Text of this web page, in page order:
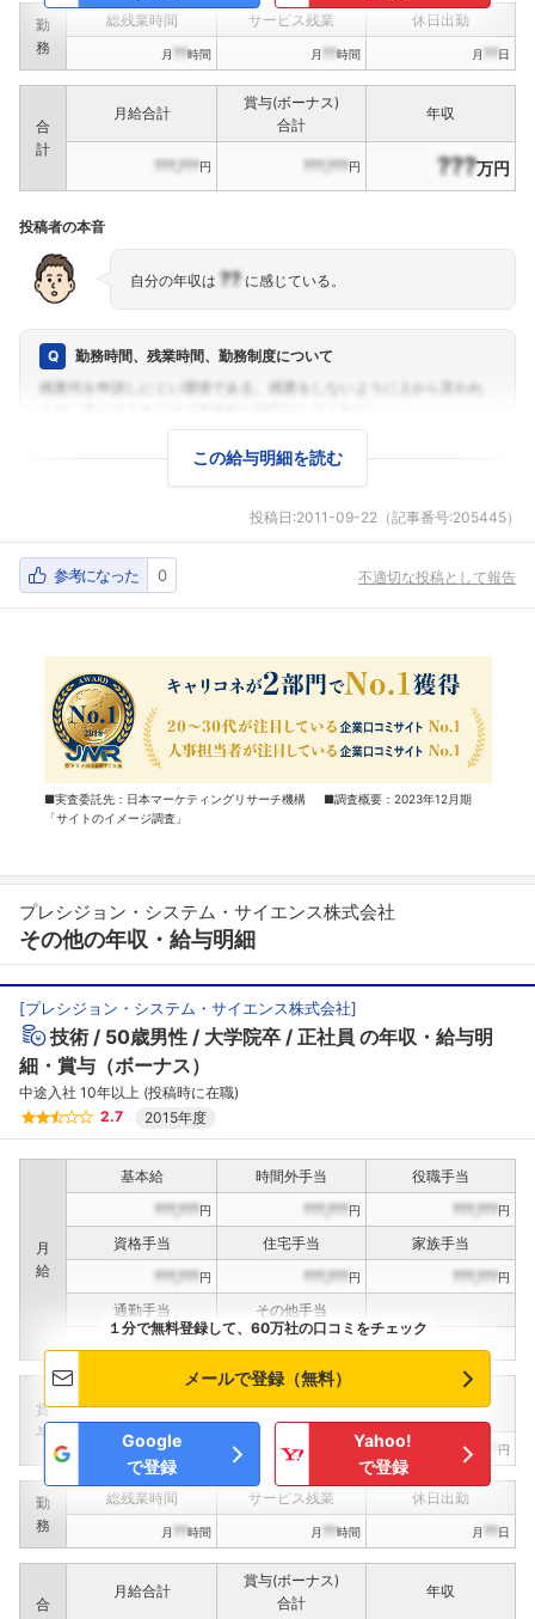
勤
務
総残業時間 サービス残業 休日出勤
月 ??時間 月 ??時間 月 ??日
合
計
月給合計
賞与(ボーナス)
合計
年収
???,???円 ???,???円 ???万円
投稿者の本音
自分の年収は ??に感じている。
勤務時間、残業時間、勤務制度について
この給与明細を読む
投稿日:2011-09-22 （記事番号:205445）
参考になった 0 不適切な投稿として報告
■実査委託先：日本マーケティングリサーチ機構 ■調査概要：2023年12月期
「サイトのイメージ調査」
プレシジョン・システム・サイエンス株式会社
その他の年収・給与明細
[プレシジョン・システム・サイエンス株式会社]
技術 50歳男性 大学院卒 正社員 の年収・給与明
細・賞与（ボーナス）
中途入社 10年以上 (投稿時に在職)
2.7
2015年度
月
給
基本給 時間外手当
役職手当
???,???円 ???,???円 ???,???円
資格手当 住宅手当
家族手当
???,???円 ???,???円 ???,???円
通勤手当
その他手当
賞
与
インセンティブ賞与
決算賞与
???,??? ???,??? 円 ???,??? 円
勤
務
総残業時間 サービス残業 休日出勤
月 ??時間 月 ??時間 月 ??日
合
月給合計
賞与(ボーナス)
合計
年収
１分で無料登録して、60万社の口コミをチェック
メールで登録（無料）
Google
で登録
Yahoo!
で登録